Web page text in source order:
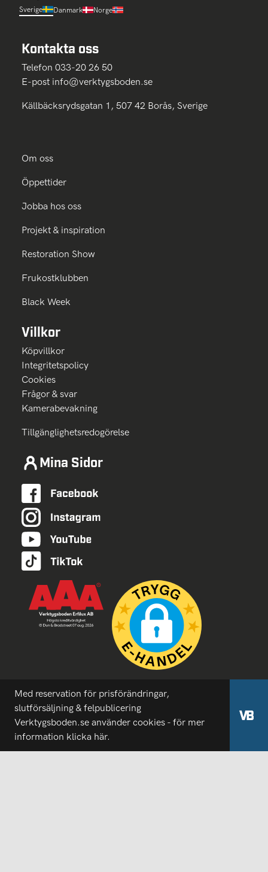
Sverige Danmark Norge
Kontakta oss
Telefon 033-20 26 50
E-post info@verktygsboden.se
Källbäcksrydsgatan 1, 507 42 Borås, Sverige
Om oss
Öppettider
Jobba hos oss
Projekt & inspiration
Restoration Show
Frukostklubben
Black Week
Villkor
Köpvillkor
Integritetspolicy
Cookies
Frågor & svar
Kamerabevakning
Tillgänglighetsredogörelse
Mina Sidor
Med reservation för prisförändringar,
slutförsäljning & felpublicering
Verktygsboden.se använder cookies - för mer
information klicka här.